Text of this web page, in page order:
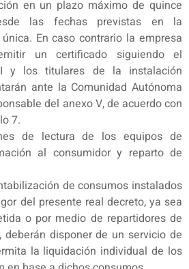
en un plazo máximo de quince
las fechas previstas en la
En caso contrario la empresa
un certificado siguiendo el
y los titulares de la instalación
ante la Comunidad Autónoma
del anexo V, de acuerdo con
7.
de lectura de los equipos de
al consumidor y reparto de
de consumos instalados
del presente real decreto, ya sea
o por medio de repartidores de
disponer de un servicio de
la liquidación individual de los